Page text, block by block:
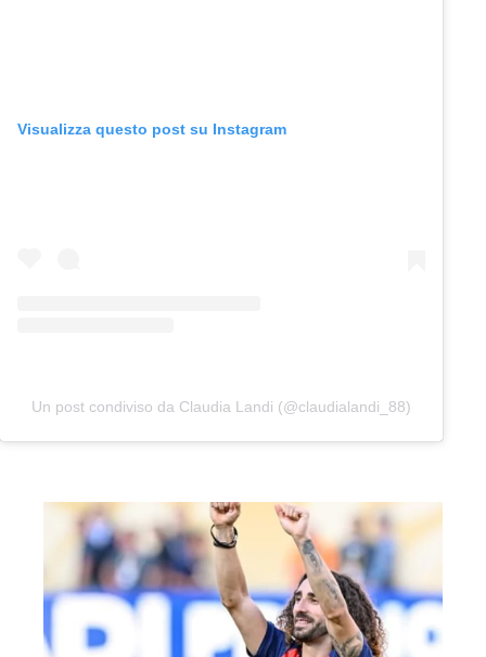
Visualizza questo post su Instagram
Un post condiviso da Claudia Landi (@claudialandi_88)